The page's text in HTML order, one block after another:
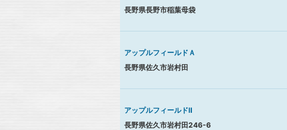
長野県長野市稲葉母袋
アップルフィールドＡ
長野県佐久市岩村田
アップルフィールドⅡ
長野県佐久市岩村田246-6